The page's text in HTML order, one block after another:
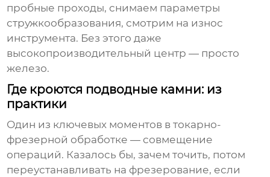
пробные проходы, снимаем параметры
стружкообразования, смотрим на износ
инструмента. Без этого даже
высокопроизводительный центр — просто
железо.
Где кроются подводные камни: из
практики
Один из ключевых моментов втокарно-
фрезерной обработке — совмещение
операций. Казалось бы, зачем точить, потом
переустанавливать на фрезерование, если